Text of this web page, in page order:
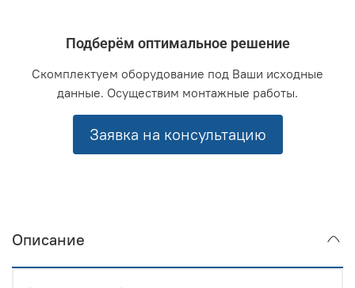
Подберём оптимальное решение
Скомплектуем оборудование под Ваши исходные
данные. Осуществим монтажные работы.
Заявка на консультацию
Описание